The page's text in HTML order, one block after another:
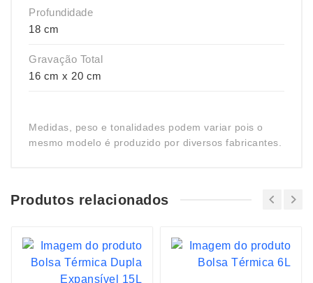
Profundidade
18 cm
Gravação Total
16 cm x 20 cm
Medidas, peso e tonalidades podem variar pois o
mesmo modelo é produzido por diversos fabricantes.
Produtos relacionados